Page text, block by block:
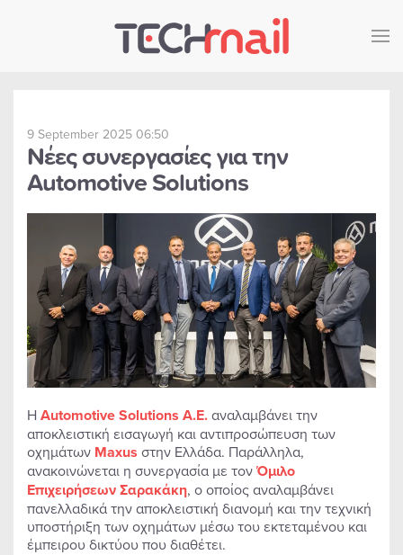
Skip to main content
9 September 2025 06:50
Νέες συνεργασίες για την
Automotive Solutions
ΗAutomotive Solutions A.E.αναλαμβάνει την
αποκλειστική εισαγωγή και αντιπροσώπευση των
οχημάτων Maxus στην Ελλάδα. Παράλληλα,
ανακοινώνεται η συνεργασία με τονΌμιλο
Επιχειρήσεων Σαρακάκη, ο οποίος αναλαμβάνει
πανελλαδικά την αποκλειστική διανομή και την τεχνική
υποστήριξη των οχημάτων μέσω του εκτεταμένου και
έμπειρου δικτύου που διαθέτει.